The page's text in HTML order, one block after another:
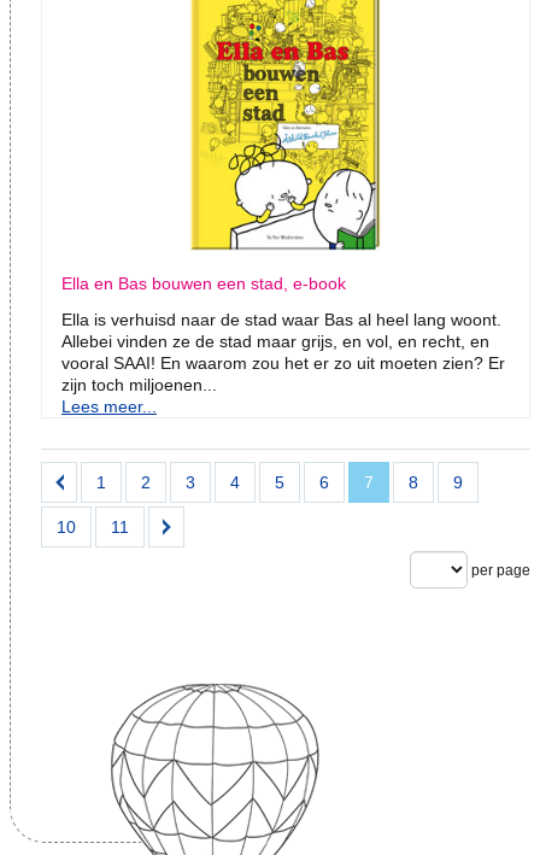
Ella en Bas bouwen een stad, e-book
Ella is verhuisd naar de stad waar Bas al heel lang woont.
Allebei vinden ze de stad maar grijs, en vol, en recht, en
vooral SAAI! En waarom zou het er zo uit moeten zien? Er
zijn toch miljoenen...
Lees meer...
1 2 3 4 5 6 7 8 9
10 11
per page